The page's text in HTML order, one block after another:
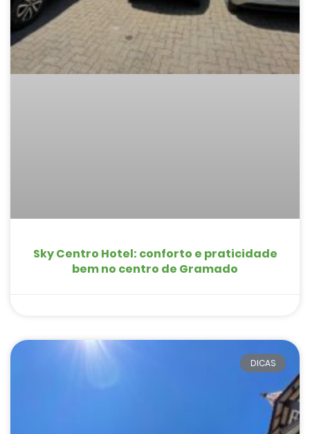
Sky Centro Hotel: conforto e praticidade
bem no centro de Gramado
DICAS